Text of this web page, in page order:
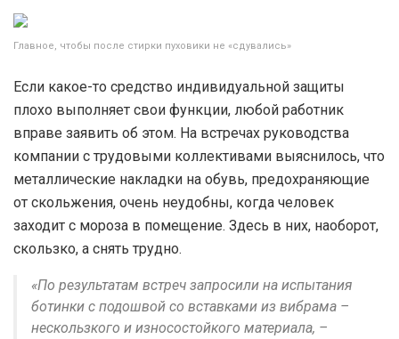
Главное, чтобы после стирки пуховики не «сдувались»
Если какое-то средство индивидуальной защиты
плохо выполняет свои функции, любой работник
вправе заявить об этом. На встречах руководства
компании с трудовыми коллективами выяснилось, что
металлические накладки на обувь, предохраняющие
от скольжения, очень неудобны, когда человек
заходит с мороза в помещение. Здесь в них, наоборот,
скользко, а снять трудно.
«По результатам встреч запросили на испытания
ботинки с подошвой со вставками из вибрама –
нескользкого и износостойкого материала, –